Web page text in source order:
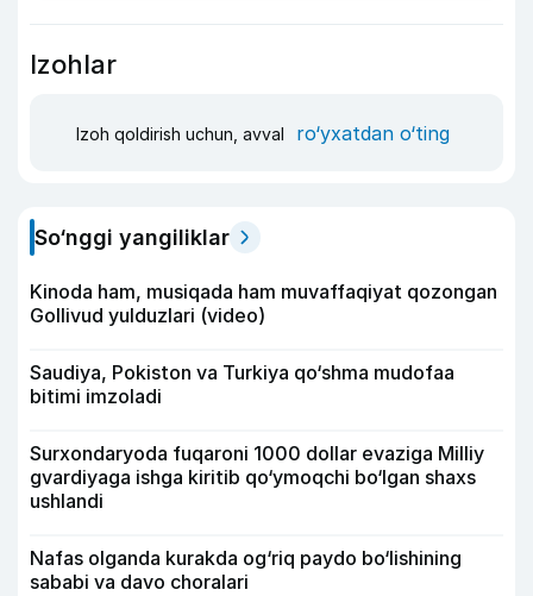
Izohlar
Izoh qoldirish uchun, avval ro‘yxatdan o‘ting
So‘nggi yangiliklar
Kinoda ham, musiqada ham muvaffaqiyat qozongan
Gollivud yulduzlari (video)
Saudiya, Pokiston va Turkiya qo‘shma mudofaa
bitimi imzoladi
Surxondaryoda fuqaroni 1000 dollar evaziga Milliy
gvardiyaga ishga kiritib qo‘ymoqchi bo‘lgan shaxs
ushlandi
Nafas olganda kurakda og‘riq paydo bo‘lishining
sababi va davo choralari